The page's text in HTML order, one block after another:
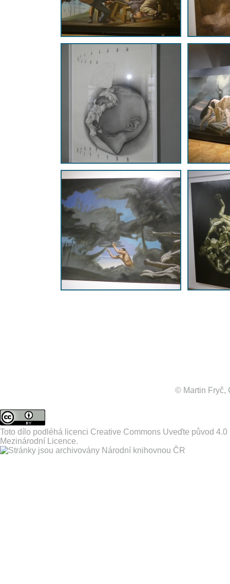
© Martin Fryč,
Toto dílo podléhá licenci Creative Commons Uveďte původ 4.0
Mezinárodní Licence.